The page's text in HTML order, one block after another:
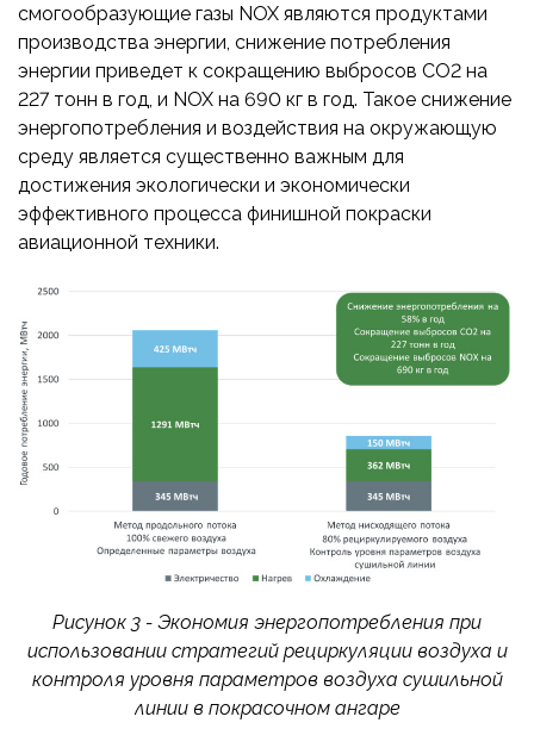
смогообразующие газы NOX являются продуктами
производства энергии, снижение потребления
энергии приведет к сокращению выбросов CO2 на
227 тонн в год, и NOX на 690 кг в год. Такое снижение
энергопотребления и воздействия на окружающую
среду является существенно важным для
достижения экологически и экономически
эффективного процесса финишной покраски
авиационной техники.
Рисунок 3 - Экономия энергопотребления при
использовании стратегий рециркуляции воздуха и
контроля уровня параметров воздуха сушильной
линии в покрасочном ангаре